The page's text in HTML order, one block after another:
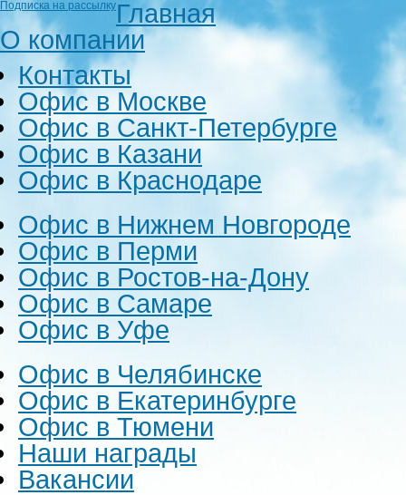
Подписка на рассылкуГлавная
О компании
Контакты
Офис в Москве
Офис в Санкт-Петербурге
Офис в Казани
Офис в Краснодаре
Офис в Нижнем Новгороде
Офис в Перми
Офис в Ростов-на-Дону
Офис в Самаре
Офис в Уфе
Офис в Челябинске
Офис в Екатеринбурге
Офис в Тюмени
Наши награды
Вакансии